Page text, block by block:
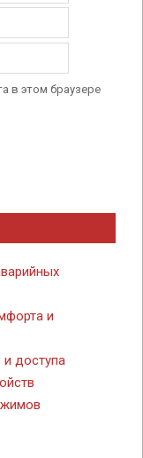
в этом браузере
и
и доступа